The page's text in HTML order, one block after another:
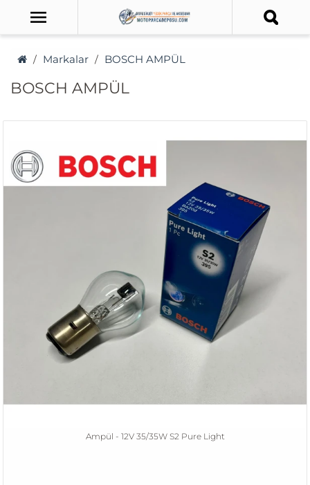
Markalar BOSCH AMPÜL
BOSCH AMPÜL
Ampül - 12V 35/35W S2 Pure Light